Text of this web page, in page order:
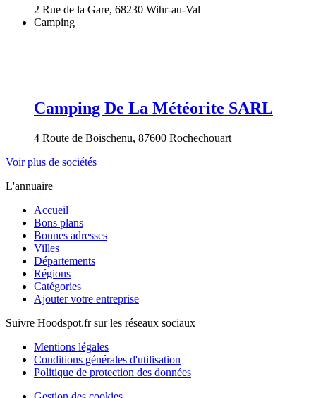
2 Rue de la Gare, 68230 Wihr-au-Val
Camping
Camping De La Météorite SARL
4 Route de Boischenu, 87600 Rochechouart
Voir plus de sociétés
L'annuaire
Accueil
Bons plans
Bonnes adresses
Villes
Départements
Régions
Catégories
Ajouter votre entreprise
Suivre Hoodspot.fr sur les réseaux sociaux
Mentions légales
Conditions générales d'utilisation
Politique de protection des données